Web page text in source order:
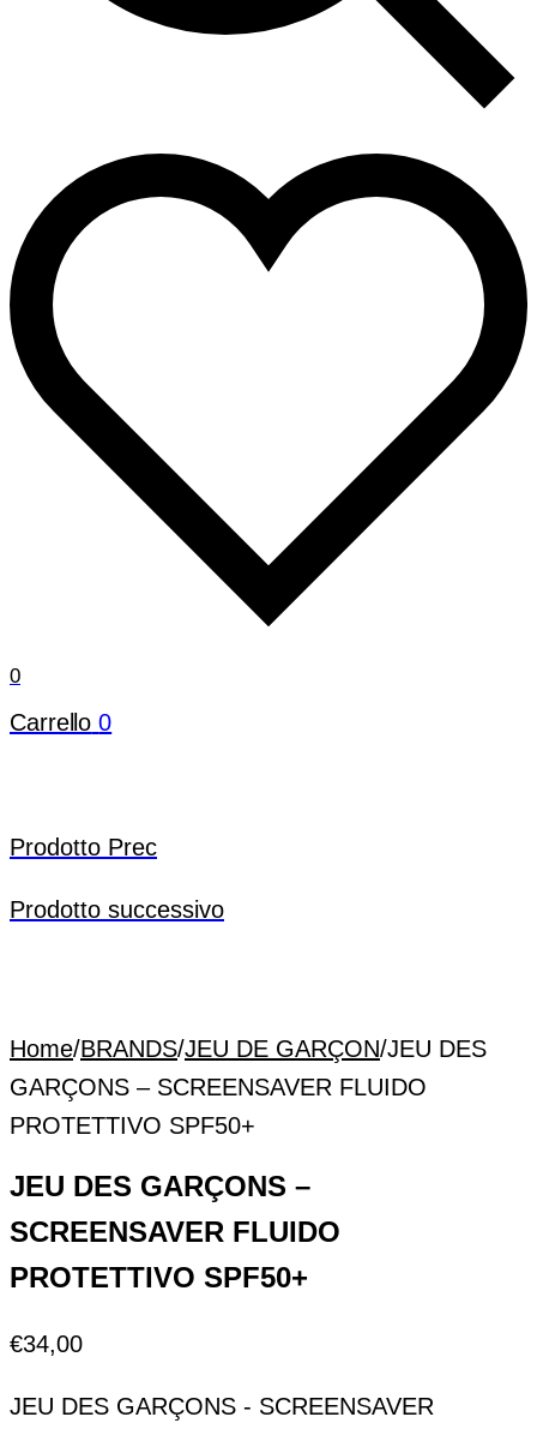
0
Carrello 0
Prodotto Prec
Prodotto successivo
Home/BRANDS/JEU DE GARÇON/JEU DES
GARÇONS – SCREENSAVER FLUIDO
PROTETTIVO SPF50+
JEU DES GARÇONS –
SCREENSAVER FLUIDO
PROTETTIVO SPF50+
€34,00
JEU DES GARÇONS - SCREENSAVER